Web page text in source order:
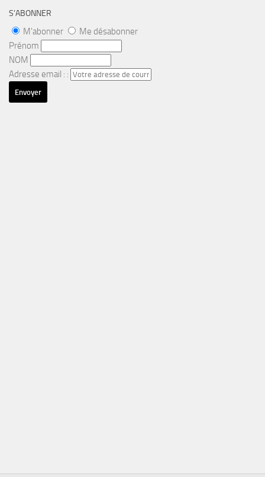
S’ABONNER
M'abonner
Me désabonner
Prénom
NOM
Adresse email : :